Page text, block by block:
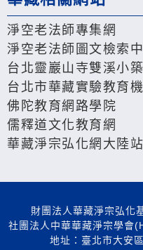
淨空老法師專集網
淨空老法師圖文檢索
台北靈巖山寺雙溪小築
台北市華藏實驗教育
佛陀教育網路學院
儒釋道文化教育網
華藏淨宗弘化網大陸站
財團法人華藏淨宗弘
社團法人中華華藏淨宗學
地址：臺北市大安